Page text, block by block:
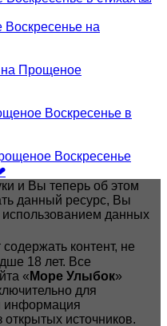
на
на Прощеное
Воскресенье в
Воскресенье
и Вы теперь об этом
данный ресурс, Вы
использованием данных
контент, не
18 лет. Все
« Море Улыбок»
для
информация
источников.